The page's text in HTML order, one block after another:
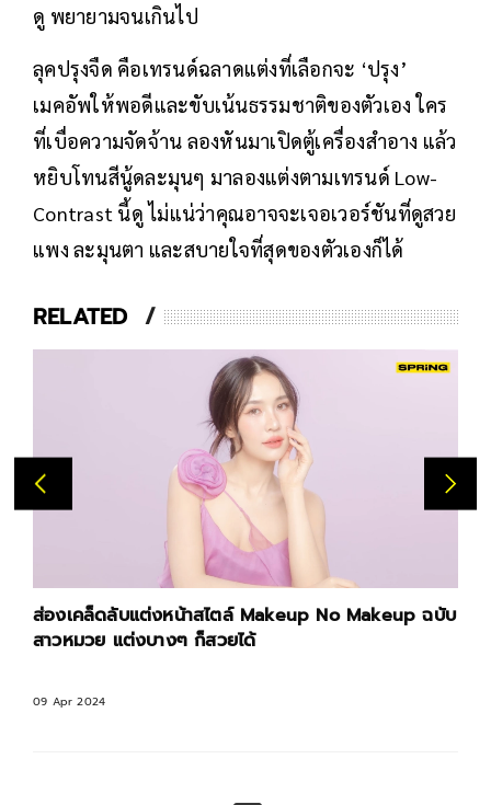
ดู พยายามจนเกินไป
ลุคปรุงจืด คือเทรนด์ฉลาดแต่งที่เลือกจะ ‘ปรุง’
เมคอัพให้พอดีและขับเน้นธรรมชาติของตัวเอง ใคร
ที่เบื่อความจัดจ้าน ลองหันมาเปิดตู้เครื่องสำอาง แล้ว
หยิบโทนสีนู้ดละมุนๆ มาลองแต่งตามเทรนด์ Low-
Contrast นี้ดู ไม่แน่ว่าคุณอาจจะเจอเวอร์ชันที่ดูสวย
แพง ละมุนตา และสบายใจที่สุดของตัวเองก็ได้
RELATED
ส่องเคล็ดลับแต่งหน้าสไตล์ Makeup No Makeup ฉบับ
สาวหมวย แต่งบางๆ ก็สวยได้
09 Apr 2024